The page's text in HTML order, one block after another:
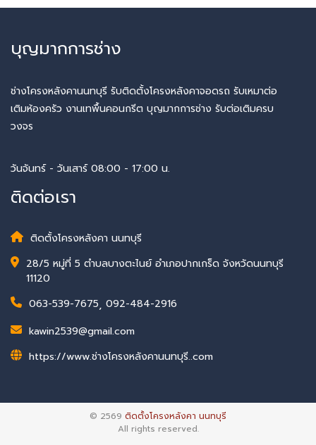
บุญมากการช่าง
ช่างโครงหลังคานนทบุรี รับติดตั้งโครงหลังคาจอดรถ รับเหมาต่อ
เติมห้องครัว งานเทพื้นคอนกรีต บุญมากการช่าง รับต่อเติมครบ
วงจร
วันจันทร์ - วันเสาร์ 08:00 - 17:00 น.
ติดต่อเรา
ติดตั้งโครงหลังคา นนทบุรี
28/5 หมู่ที่ 5 ตำบลบางตะไนย์ อำเภอปากเกร็ด จังหวัดนนทบุรี
11120
063-539-7675, 092-484-2916
kawin2539@gmail.com
https://www.ช่างโครงหลังคานนทบุรี..com
© 2569 ติดตั้งโครงหลังคา นนทบุรี
All rights reserved.